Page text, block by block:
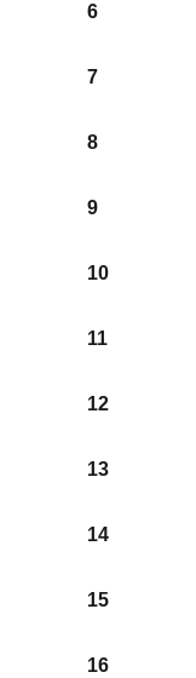
6
7
8
9
10
11
12
13
14
15
16